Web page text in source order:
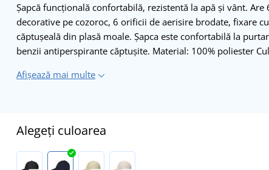
Șapcă funcțională confortabilă, rezistentă la apă și vânt. Are
decorative pe cozoroc, 6 orificii de aerisire brodate, fixare
căptușeală din plasă moale. Șapca este confortabilă la
benzii antiperspirante căptușite. Material: 100% poliester
Afișează mai multe
Alegeți culoarea